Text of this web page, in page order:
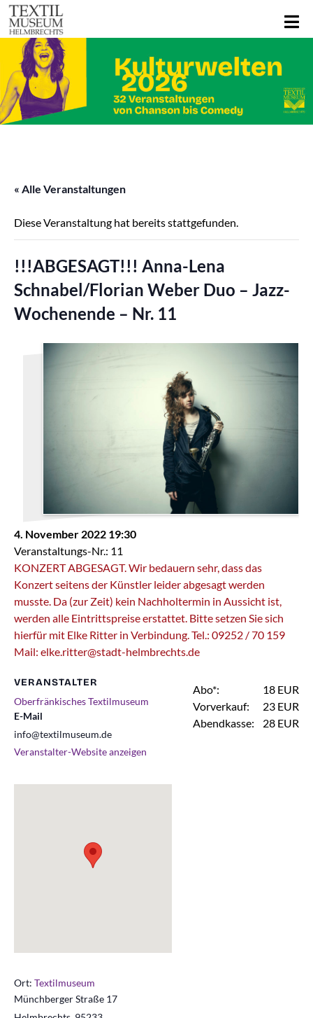
« Alle Veranstaltungen
Diese Veranstaltung hat bereits stattgefunden.
!!!ABGESAGT!!! Anna-Lena
Schnabel/Florian Weber Duo – Jazz-
Wochenende – Nr. 11
4. November 2022 19:30
Veranstaltungs-Nr.: 11
KONZERT ABGESAGT. Wir bedauern sehr, dass das
Konzert seitens der Künstler leider abgesagt werden
musste. Da (zur Zeit) kein Nachholtermin in Aussicht ist,
werden alle Eintrittspreise erstattet. Bitte setzen Sie sich
hierfür mit Elke Ritter in Verbindung. Tel.: 09252 / 70 159
Mail: elke.ritter@stadt-helmbrechts.de
VERANSTALTER
Oberfränkisches Textilmuseum
E-Mail
info@textilmuseum.de
Veranstalter-Website anzeigen
Ort: Textilmuseum
Münchberger Straße 17
Abo*:
18 EUR
Vorverkauf:
23 EUR
Abendkasse:
28 EUR